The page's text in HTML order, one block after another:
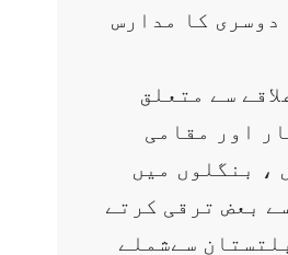
دوسری کا مدارس
سے متعلق
اور مقامی
، بنگلوں میں
بعض ترقی کرتے
سےشملے